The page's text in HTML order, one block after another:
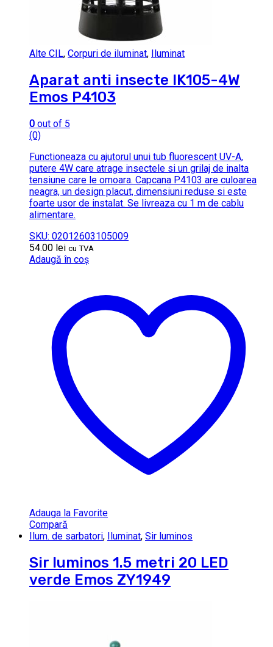
Alte CIL, Corpuri de iluminat, Iluminat
Aparat anti insecte IK105-4W
Emos P4103
0 out of 5
(0)
Functioneaza cu ajutorul unui tub fluorescent UV-A,
putere 4W care atrage insectele si un grilaj de inalta
tensiune care le omoara. Capcana P4103 are culoarea
neagra, un design placut, dimensiuni reduse si este
foarte usor de instalat. Se livreaza cu 1 m de cablu
alimentare.
SKU: 02012603105009
54.00 lei cu TVA
Adaugă în coș
Adauga la Favorite
Compară
Ilum. de sarbatori, Iluminat, Sir luminos
Sir luminos 1.5 metri 20 LED
verde Emos ZY1949